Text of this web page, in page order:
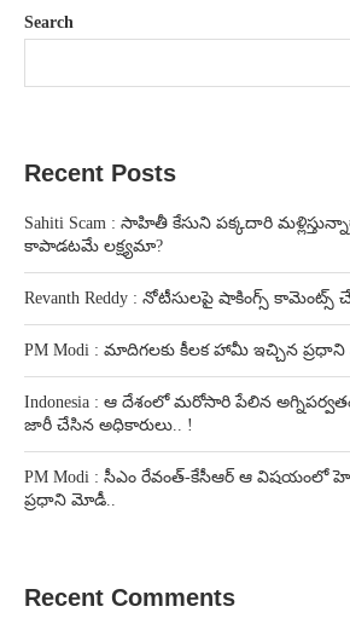
Search
Recent Posts
Sahiti Scam : సాహితీ కేసుని పక్కదారి
కాపాడటమే లక్ష్యమా?
Revanth Reddy : నోటీసులపై షాకింగ్స్ కామెంట్స్
PM Modi : మాదిగలకు కీలక హామీ ఇచ్చిన
Indonesia : ఆ దేశంలో మరోసారి పేలిన
జారీ చేసిన అధికారులు.. !
PM Modi : సీఎం రేవంత్-కేసీఆర్ ఆ విషయంలో
ప్రధాని మోడీ..
Recent Comments